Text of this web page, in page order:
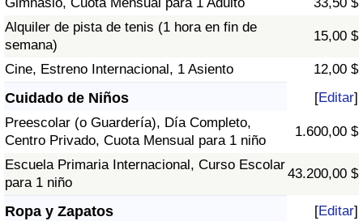
Gimnasio, Cuota Mensual para 1 Adulto
33,50 $
Alquiler de pista de tenis (1 hora en fin de
semana)
15,00 $
Cine, Estreno Internacional, 1 Asiento 12,00 $
Cuidado de Niños [Editar]
Preescolar (o Guardería), Día Completo,
Centro Privado, Cuota Mensual para 1 niño
1.600,00 $
Escuela Primaria Internacional, Curso Escolar
para 1 niño
43.200,00 $
Ropa y Zapatos [Editar]